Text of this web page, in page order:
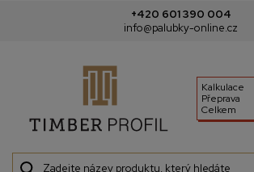
+420 601 390 004
info@palubky-online.cz
Kalkulace
Přeprava
Celkem